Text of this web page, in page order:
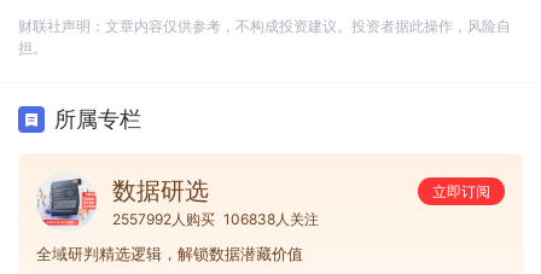
财联社声明：文章内容仅供参考，不构成投资建议。投资者据此操作，风险自
担。
所属专栏
数据研选
立即订阅
2557992人购买 106838人关注
全域研判精选逻辑，解锁数据潜藏价值